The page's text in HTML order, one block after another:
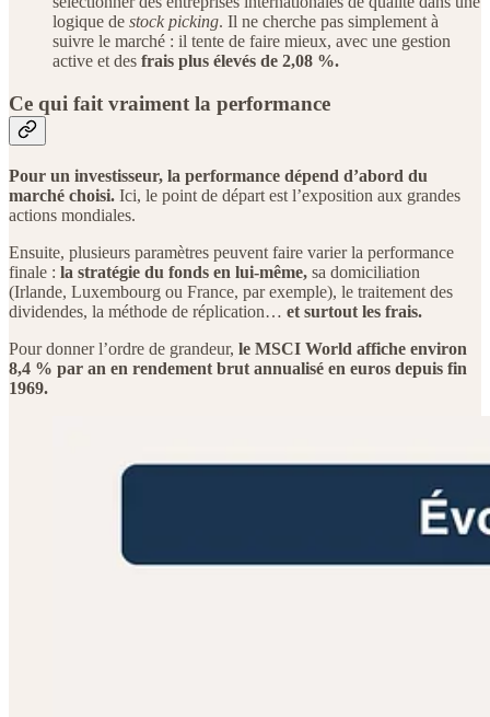
logique de stock picking. Il ne cherche pas simplement à
suivre le marché : il tente de faire mieux, avec une gestion
active et des frais plus élevés de 2,08 %.
Ce qui fait vraiment la performance
Pour un investisseur, la performance dépend d’abord du
marché choisi. Ici, le point de départ est l’exposition aux grandes
actions mondiales.
Ensuite, plusieurs paramètres peuvent faire varier la performance
finale : la stratégie du fonds en lui-même, sa domiciliation
(Irlande, Luxembourg ou France, par exemple), le traitement des
dividendes, la méthode de réplication… et surtout les frais.
Pour donner l’ordre de grandeur, le MSCI World affiche environ
8,4 % par an en rendement brut annualisé en euros depuis fin
1969.